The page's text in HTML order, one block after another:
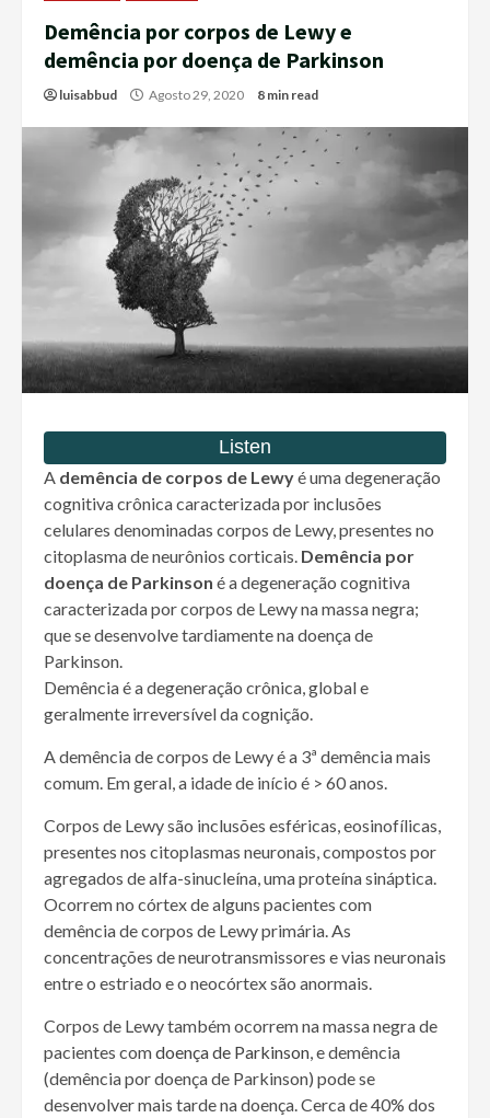
Demência por corpos de Lewy e
demência por doença de Parkinson
luisabbud Agosto 29, 2020 8 min read
A demência de corpos de Lewyé uma degeneração
cognitiva crônica caracterizada por inclusões
celulares denominadas corpos de Lewy, presentes no
citoplasma de neurônios corticais. Demência por
doença de Parkinson é a degeneração cognitiva
caracterizada por corpos de Lewy na massa negra;
que se desenvolve tardiamente na doença de
Parkinson.
Demência é a degeneração crônica, global e
geralmente irreversível da cognição.
A demência de corpos de Lewy é a 3ª demência mais
comum. Em geral, a idade de início é > 60 anos.
Corpos de Lewy são inclusões esféricas, eosinofílicas,
presentes nos citoplasmas neuronais, compostos por
agregados de alfa-sinucleína, uma proteína sináptica.
Ocorrem no córtex de alguns pacientes com
demência de corpos de Lewy primária. As
concentrações de neurotransmissores e vias neuronais
entre o estriado e o neocórtex são anormais.
Corpos de Lewy também ocorrem na massa negra de
pacientes comdoença de Parkinson , e demência
(demência por doença de Parkinson) pode se
desenvolver mais tarde na doença. Cerca de 40% dos